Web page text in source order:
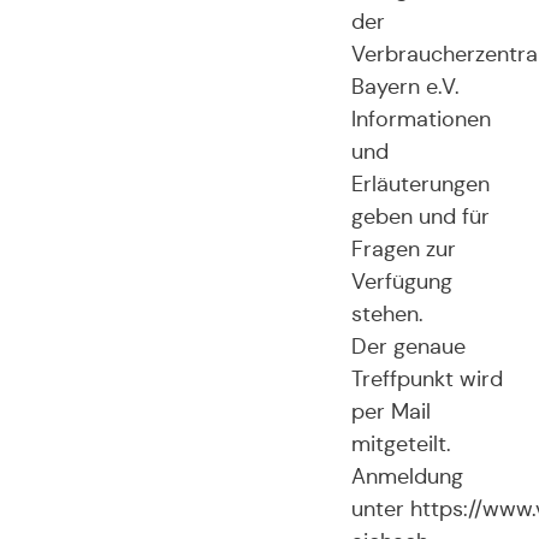
der
Bayern e.V.
Informationen
und
Erläuterungen
geben und für
Fragen zur
Verfügung
stehen.
Der genaue
Treffpunkt wird
per Mail
mitgeteilt.
Anmeldung
unter https://